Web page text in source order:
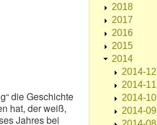
die Geschichte
hat, der weiß,
Jahres bei
2018
2017
2016
2015
2014
2014-12
2014-11
2014-10
2014-09